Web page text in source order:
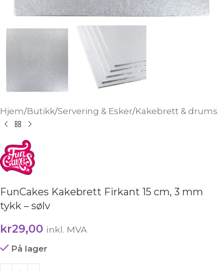
Hjem/Butikk/Servering & Esker/Kakebrett & drums
FunCakes Kakebrett Firkant 15 cm, 3 mm
tykk – sølv
kr29,00 inkl. MVA
På lager